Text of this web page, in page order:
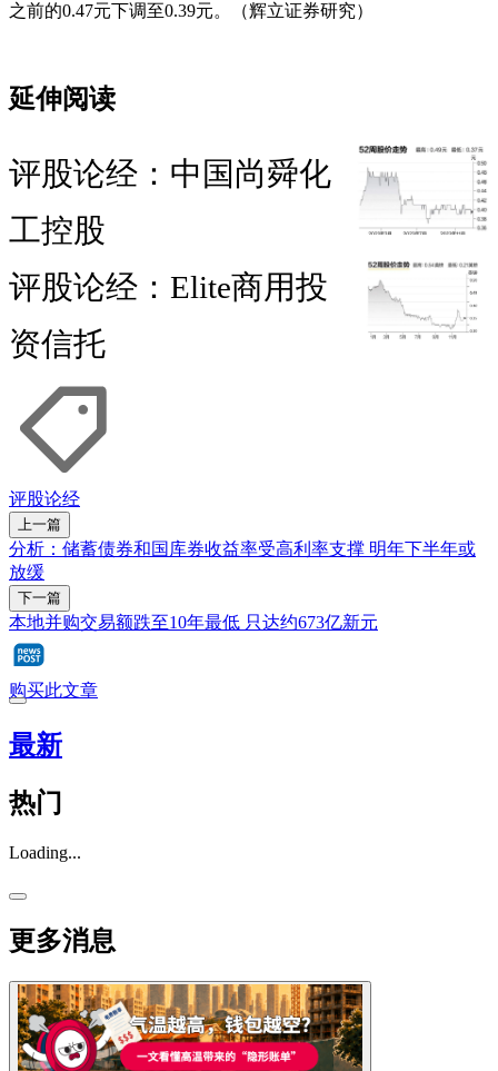
之前的0.47元下调至0.39元。（辉立证券研究）
延伸阅读
评股论经：中国尚舜化
工控股
评股论经：Elite商用投
资信托
评股论经
上一篇
分析：储蓄债券和国库券收益率受高利率支撑 明年下半年或
放缓
下一篇
本地并购交易额跌至10年最低 只达约673亿新元
购买此文章
最新
热门
Loading...
更多消息